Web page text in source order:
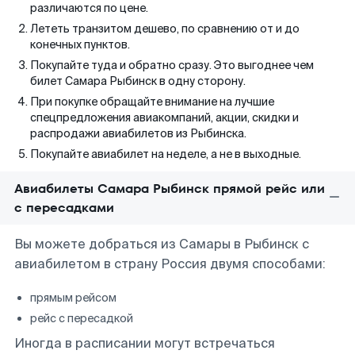
различаются по цене.
Лететь транзитом дешево, по сравнению от и до
конечных пунктов.
Покупайте туда и обратно сразу. Это выгоднее чем
билет Самара Рыбинск в одну сторону.
При покупке обращайте внимание на лучшие
спецпредложения авиакомпаний, акции, скидки и
распродажи авиабилетов из Рыбинска.
Покупайте авиабилет на неделе, а не в выходные.
Авиабилеты Самара Рыбинск прямой рейс или
с пересадками
Вы можете добраться из Самары в Рыбинск с
авиабилетом в страну Россия двумя способами:
прямым рейсом
рейс с пересадкой
Иногда в расписании могут встречаться